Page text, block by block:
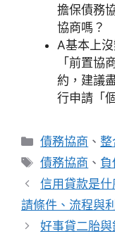
擔保債務
協商嗎？
A基本上
「前置協
約，建議
行申請「
分
類
債務協商 、整
標
籤
債務協商 、
信用貸款是
請條件、流程與
好事貸二胎